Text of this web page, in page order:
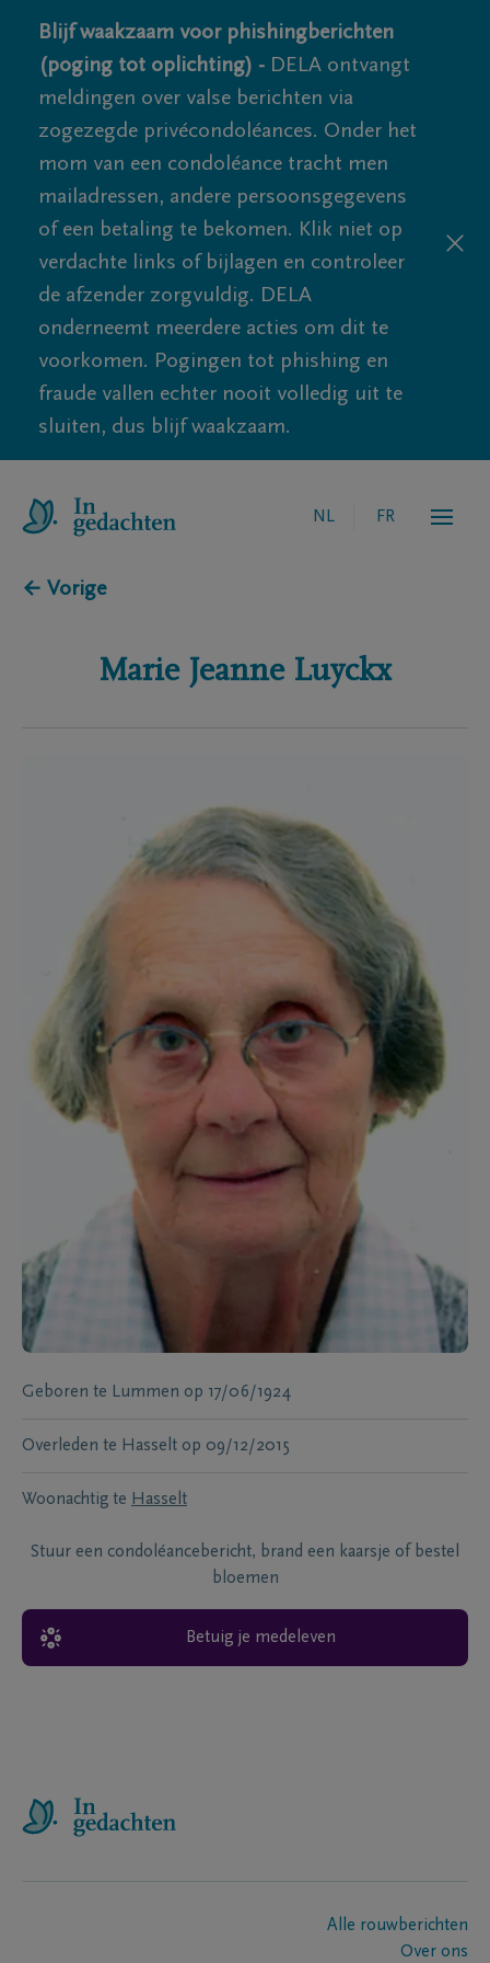
Blijf waakzaam voor phishingberichten
(poging tot oplichting) - DELA ontvangt
meldingen over valse berichten via
zogezegde privécondoléances. Onder het
mom van een condoléance tracht men
mailadressen, andere persoonsgegevens
of een betaling te bekomen. Klik niet op
verdachte links of bijlagen en controleer
de afzender zorgvuldig. DELA
onderneemt meerdere acties om dit te
voorkomen. Pogingen tot phishing en
fraude vallen echter nooit volledig uit te
sluiten, dus blijf waakzaam.
NL FR
← Vorige
Marie Jeanne Luyckx
Geboren te Lummen op 17/06/1924
Overleden te Hasselt op 09/12/2015
Woonachtig te Hasselt
Stuur een condoléancebericht, brand een kaarsje of bestel
bloemen
Betuig je medeleven
Alle rouwberichten
Over ons